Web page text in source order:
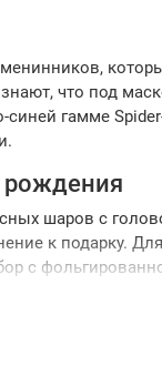
что под
гамме
рождения
шаров с
к подарку.
с
хочется по-